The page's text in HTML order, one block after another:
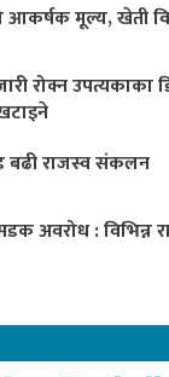
मूल्य, खेती
रोक्न उपत्यकाका
बढी राजस्व संकलन
अवरोध : विभिन्न